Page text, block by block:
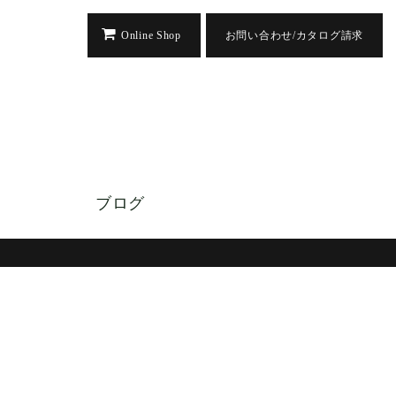
Online Shop お問い合わせ/カタログ請求
ブログ